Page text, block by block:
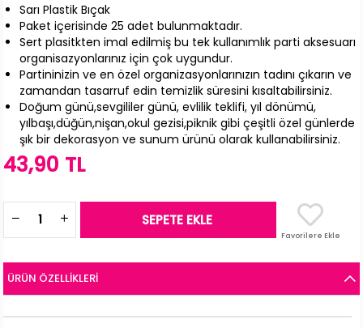
Sarı Plastik Bıçak
Paket içerisinde 25 adet bulunmaktadır.
Sert plasitkten imal edilmiş bu tek kullanımlık parti aksesuarı
organisazyonlarınız için çok uygundur.
Partininizin ve en özel organizasyonlarınızın tadını çıkarın ve
zamandan tasarruf edin temizlik süresini kısaltabilirsiniz.
Doğum günü,sevgililer günü, evlilik teklifi, yıl dönümü,
yılbaşı,düğün,nişan,okul gezisi,piknik gibi çeşitli özel günlerde
şık bir dekorasyon ve sunum ürünü olarak kullanabilirsiniz.
43,90 TL
Favorilere Ekle
ÜRÜN ÖZELLIKLERI